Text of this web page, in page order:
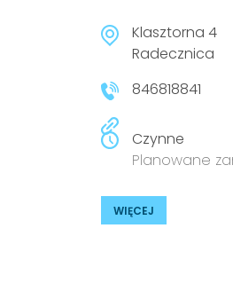
Klasztorna 4
Radecznica
846818841
Czynne
Planowane
WIĘCEJ